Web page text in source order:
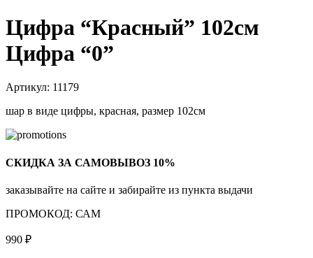
Цифра “Красный” 102см
Цифра “0”
Артикул: 11179
шар в виде цифры, красная, размер 102см
СКИДКА ЗА САМОВЫВОЗ 10%
заказывайте на сайте и забирайте из пункта выдачи
ПРОМОКОД: САМ
990 ₽